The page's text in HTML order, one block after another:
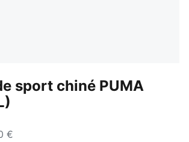
sport chiné PUMA
€